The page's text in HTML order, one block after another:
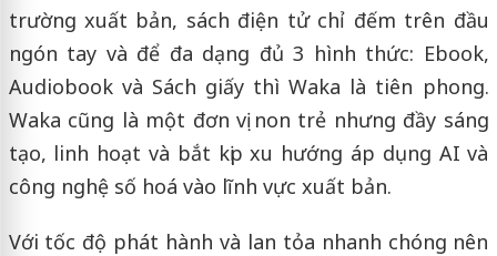
trường xuất bản, sách điện tử chỉ đếm trên đầu
ngón tay và để đa dạng đủ 3 hình thức: Ebook,
Audiobook và Sách giấy thì Waka là tiên phong.
Waka cũng là một đơn vị non trẻ nhưng đầy sáng
tạo, linh hoạt và bắt kịp xu hướng áp dụng AI và
công nghệ số hoá vào lĩnh vực xuất bản.
Với tốc độ phát hành và lan tỏa nhanh chóng nên